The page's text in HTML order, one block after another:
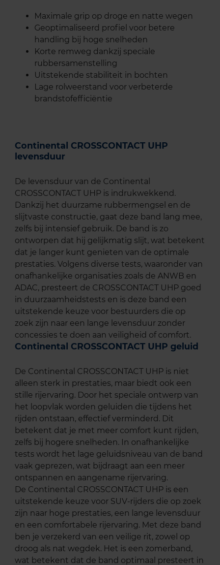
Maximale grip op droge en natte wegen
Geoptimaliseerd profiel voor betere
handling bij hoge snelheden
Korte remweg dankzij speciale
rubbersamenstelling
Uitstekende stabiliteit in bochten
Lage rolweerstand voor verbeterde
brandstofefficiëntie
Continental CROSSCONTACT UHP
levensduur
De levensduur van de Continental
CROSSCONTACT UHP is indrukwekkend.
Dankzij het duurzame rubbermengsel en de
slijtvaste constructie, gaat deze band lang mee,
zelfs bij intensief gebruik. De band is zo
ontworpen dat hij gelijkmatig slijt, wat betekent
dat je langer kunt genieten van de optimale
prestaties. Volgens diverse tests, waaronder van
onafhankelijke organisaties zoals de ANWB en
ADAC, presteert de CROSSCONTACT UHP goed
in duurzaamheidstests en is deze band een
uitstekende keuze voor bestuurders die op
zoek zijn naar een lange levensduur zonder
concessies te doen aan veiligheid of comfort.
Continental CROSSCONTACT UHP geluid
De Continental CROSSCONTACT UHP is niet
alleen sterk in prestaties, maar biedt ook een
stille rijervaring. Door het speciale ontwerp van
het loopvlak worden geluiden die tijdens het
rijden ontstaan, effectief verminderd. Dit
betekent dat je met meer comfort kunt rijden,
zelfs bij hogere snelheden. In onafhankelijke
tests wordt het lage geluidsniveau van de band
vaak geprezen, wat bijdraagt aan een meer
ontspannen en aangename rijervaring.
De Continental CROSSCONTACT UHP is een
uitstekende keuze voor SUV-rijders die op zoek
zijn naar hoge prestaties, een lange levensduur
en een comfortabele rijervaring. Met deze band
ben je verzekerd van een veilige rit, zowel op
droog als nat wegdek. Het is een zomerband,
wat betekent dat de band optimaal presteert in